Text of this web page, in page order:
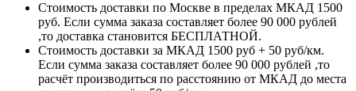
Стоимость доставки по Москве в пределах МКАД 1500
руб. Если сумма заказа составляет более 90 000 рублей
,то доставка становится БЕСПЛАТНОЙ.
Стоимость доставки за МКАД 1500 руб + 50 руб/км.
Если сумма заказа составляет более 90 000 рублей ,то
расчёт производиться по расстоянию от МКАД до места